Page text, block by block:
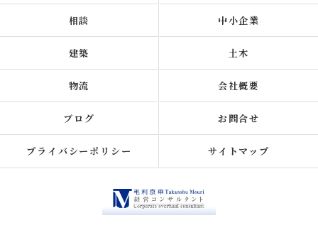
相談 中小企業
建築 土木
物流 会社概要
ブログ お問合せ
プライバシーポリシー サイトマップ